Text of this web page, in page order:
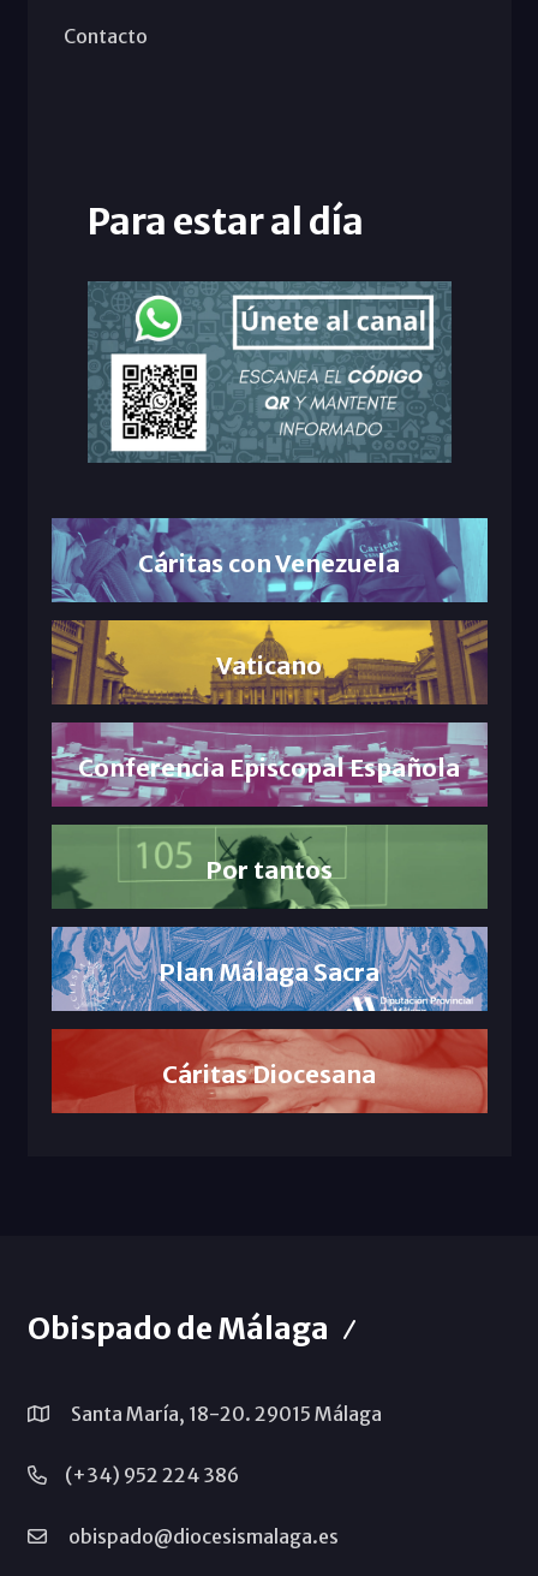
Contacto
Para estar al día
Cáritas con Venezuela
Vaticano
Conferencia Episcopal Española
Por tantos
Plan Málaga Sacra
Cáritas Diocesana
Obispado de Málaga
Santa María, 18-20. 29015 Málaga
(+34) 952 224 386
obispado@diocesismalaga.es